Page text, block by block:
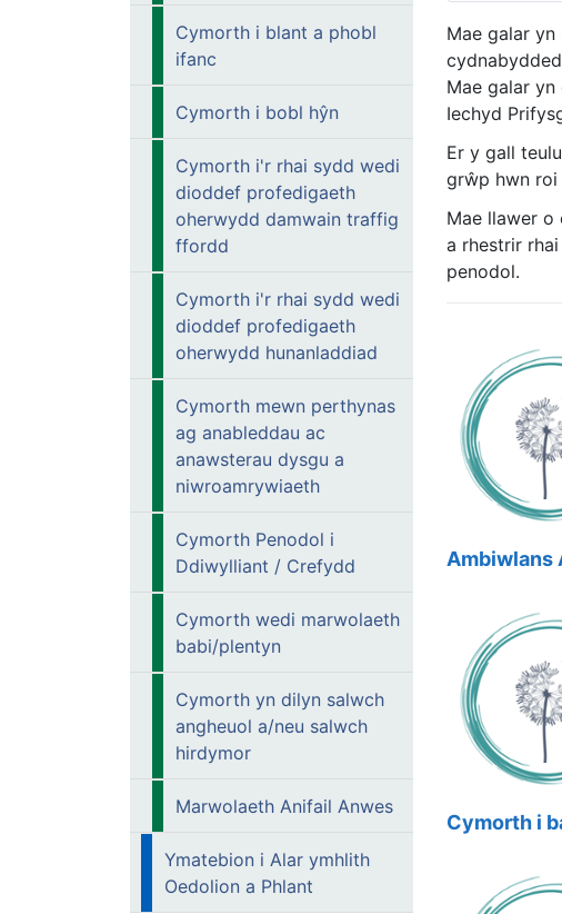
Cymorth i blant a phobl
ifanc
Cymorth i bobl hŷn
Cymorth i'r rhai sydd wedi
dioddef profedigaeth
oherwydd damwain traffig
ffordd
Cymorth i'r rhai sydd wedi
dioddef profedigaeth
oherwydd hunanladdiad
Cymorth mewn perthynas
ag anableddau ac
anawsterau dysgu a
niwroamrywiaeth
Cymorth Penodol i
Ddiwylliant / Crefydd
Cymorth wedi marwolaeth
babi/plentyn
Cymorth yn dilyn salwch
angheuol a/neu salwch
hirdymor
Marwolaeth Anifail Anwes
Ymatebion i Alar ymhlith
Oedolion a Phlant
Mae galar
Mae galar
Iechyd
Er y gall
grŵp hwn roi
Mae llawer
a rhestrir
penodol.
Ambiwlans
Cymorth i